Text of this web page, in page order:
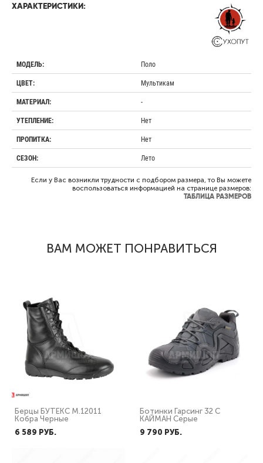
ХАРАКТЕРИСТИКИ:
МОДЕЛЬ: Поло
ЦВЕТ: Мультикам
МАТЕРИАЛ: -
УТЕПЛЕНИЕ: Нет
ПРОПИТКА: Нет
СЕЗОН: Лето
Если у Вас возникли трудности с подбором размера, то Вы можете
воспользоваться информацией на странице размеров:
ТАБЛИЦА РАЗМЕРОВ
ВАМ МОЖЕТ ПОНРАВИТЬСЯ
Берцы БУТЕКС М.12011
Кобра Черные
6 589 PУБ.
Ботинки Гарсинг 32 С
КАЙМАН Серые
9 790 PУБ.